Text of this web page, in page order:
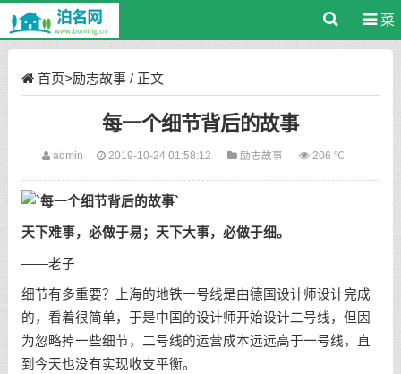
菜
首页>励志故事/ 正文
每一个细节背后的故事
admin 2019-10-24 01:58:12 励志故事 206 ℃
天下难事，必做于易；天下大事，必做于细。
——老子
细节有多重要？上海的地铁一号线是由德国设计师设计完成
的，看着很简单，于是中国的设计师开始设计二号线，但因
为忽略掉一些细节，二号线的运营成本远远高于一号线，直
到今天也没有实现收支平衡。